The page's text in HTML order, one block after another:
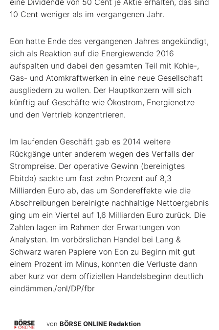
eine Dividende von 50 Cent je Aktie erhalten, das sind
10 Cent weniger als im vergangenen Jahr.
Eon hatte Ende des vergangenen Jahres angekündigt,
sich als Reaktion auf die Energiewende 2016
aufspalten und dabei den gesamten Teil mit Kohle-,
Gas- und Atomkraftwerken in eine neue Gesellschaft
ausgliedern zu wollen. Der Hauptkonzern will sich
künftig auf Geschäfte wie Ökostrom, Energienetze
und den Vertrieb konzentrieren.
Im laufenden Geschäft gab es 2014 weitere
Rückgänge unter anderem wegen des Verfalls der
Strompreise. Der operative Gewinn (bereinigtes
Ebitda) sackte um fast zehn Prozent auf 8,3
Milliarden Euro ab, das um Sondereffekte wie die
Abschreibungen bereinigte nachhaltige Nettoergebnis
ging um ein Viertel auf 1,6 Milliarden Euro zurück. Die
Zahlen lagen im Rahmen der Erwartungen von
Analysten. Im vorbörslichen Handel bei Lang &
Schwarz waren Papiere von Eon zu Beginn mit gut
einem Prozent im Minus, konnten die Verluste dann
aber kurz vor dem offiziellen Handelsbeginn deutlich
eindämmen./enl/DP/fbr
von BÖRSE ONLINE Redaktion